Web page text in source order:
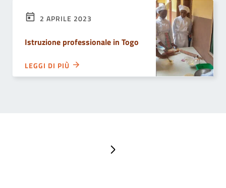
2 APRILE 2023
Istruzione professionale in Togo
LEGGI DI PIÙ